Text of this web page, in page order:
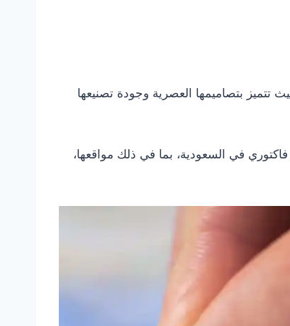
تتميز بتصاميمها العصرية وجودة تصنيعها
في السعودية، بما في ذلك مواقعها،